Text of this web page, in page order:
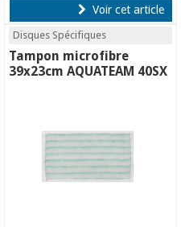
Voir cet article
Disques Spécifiques
Tampon microfibre
39x23cm AQUATEAM 40SX